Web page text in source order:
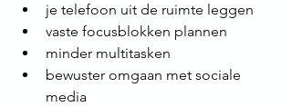
je telefoon uit de ruimte leggen
vaste focusblokken plannen
minder multitasken
bewuster omgaan met sociale
media